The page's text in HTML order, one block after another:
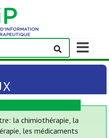
Afficher/
la
barre
la chimiothérapie, la
les médicaments